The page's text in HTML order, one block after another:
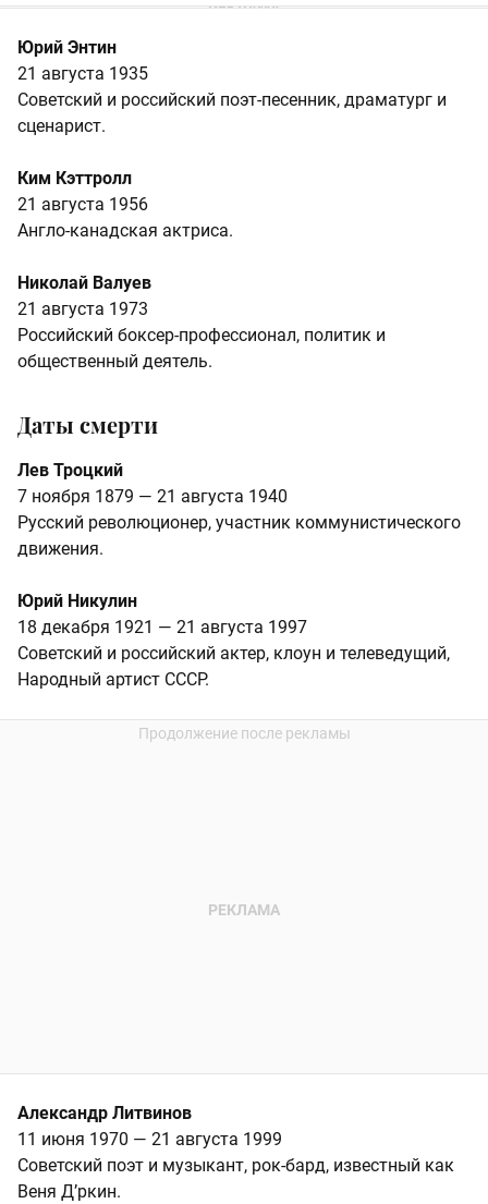
Юрий Энтин
21 августа 1935
Советский и российский поэт-песенник, драматург и
сценарист.
Ким Кэттролл
21 августа 1956
Англо-канадская актриса.
Николай Валуев
21 августа 1973
Российский боксер-профессионал, политик и
общественный деятель.
Даты смерти
Лев Троцкий
7 ноября 1879 — 21 августа 1940
Русский революционер, участник коммунистического
движения.
Юрий Никулин
18 декабря 1921 — 21 августа 1997
Советский и российский актер, клоун и телеведущий,
Народный артист СССР.
Александр Литвинов
11 июня 1970 — 21 августа 1999
Советский поэт и музыкант, рок-бард, известный как
Веня Д’ркин.